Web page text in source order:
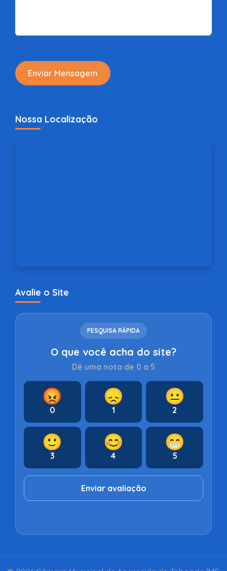
Enviar Mensagem
Nossa Localização
Avalie o Site
PESQUISA RÁPIDA
O que você acha do site?
Dê uma nota de 0 a 5
😡
0
😞
1
😐
2
🙂
3
😊
4
😁
5
Enviar avaliação